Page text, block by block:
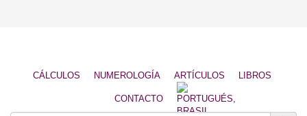
CÁLCULOS NUMEROLOGÍA ARTÍCULOS LIBROS
CONTACTO